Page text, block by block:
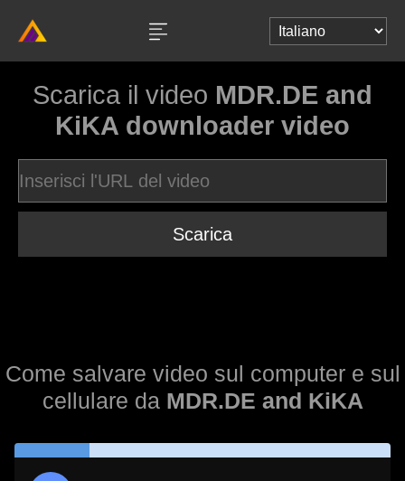
Scarica il video MDR.DE and
KiKA downloader video
Scarica
Come salvare video sul computer e sul
cellulare da MDR.DE and KiKA